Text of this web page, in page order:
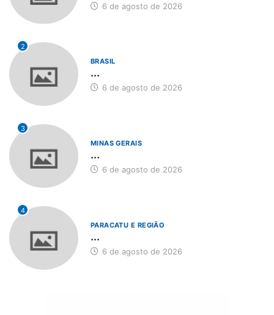
6 de agosto de 2026
2
BRASIL
...
6 de agosto de 2026
3
MINAS GERAIS
...
6 de agosto de 2026
4
PARACATU E REGIÃO
...
6 de agosto de 2026